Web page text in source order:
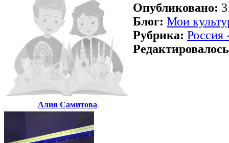
Алия Самитова
Опубликовано:
Блог: Мои
Рубрика: Россия